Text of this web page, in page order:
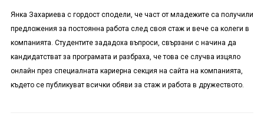
Янка Захариева с гордост сподели, че част от младежите са получили
предложения за постоянна работа след своя стаж и вече са колеги в
компанията. Студентите зададоха въпроси, свързани с начина да
кандидатстват за програмата и разбраха, че това се случва изцяло
онлайн през специалната кариерна секция на сайта на компанията,
където се публикуват всички обяви за стаж и работа в дружеството.